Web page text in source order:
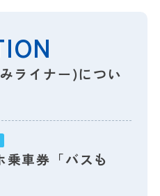
ライナー)につい
乗車券「バスも